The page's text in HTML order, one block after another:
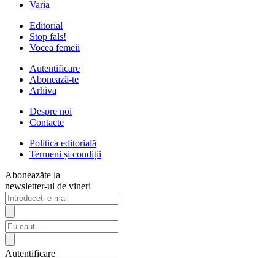
Varia
Editorial
Stop fals!
Vocea femeii
Autentificare
Abonează-te
Arhiva
Despre noi
Contacte
Politica editorială
Termeni și condiții
Aboneazăte la
newsletter-ul de vineri
Autentificare